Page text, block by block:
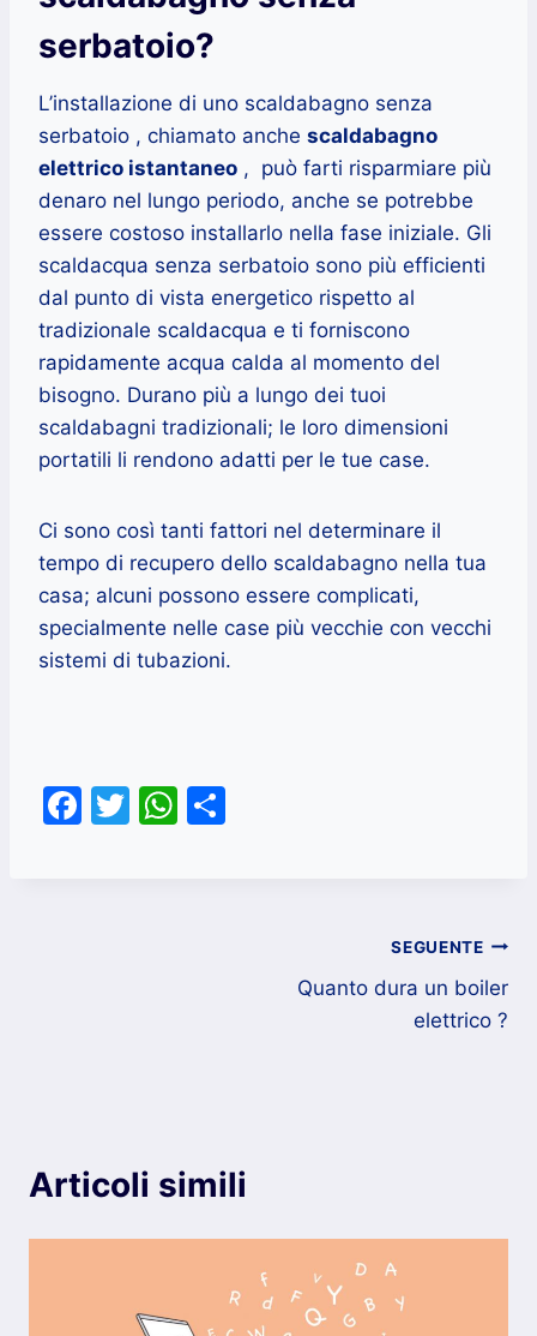
serbatoio?
L’installazione di uno scaldabagno senza
serbatoio , chiamato anche scaldabagno
elettrico istantaneo , può farti risparmiare più
denaro nel lungo periodo, anche se potrebbe
essere costoso installarlo nella fase iniziale. Gli
scaldacqua senza serbatoio sono più efficienti
dal punto di vista energetico rispetto al
tradizionale scaldacqua e ti forniscono
rapidamente acqua calda al momento del
bisogno. Durano più a lungo dei tuoi
scaldabagni tradizionali; le loro dimensioni
portatili li rendono adatti per le tue case.
Ci sono così tanti fattori nel determinare il
tempo di recupero dello scaldabagno nella tua
casa; alcuni possono essere complicati,
specialmente nelle case più vecchie con vecchi
sistemi di tubazioni.
F
T
W
SEGUENTE
Quanto dura un boiler
elettrico ?
Articoli simili